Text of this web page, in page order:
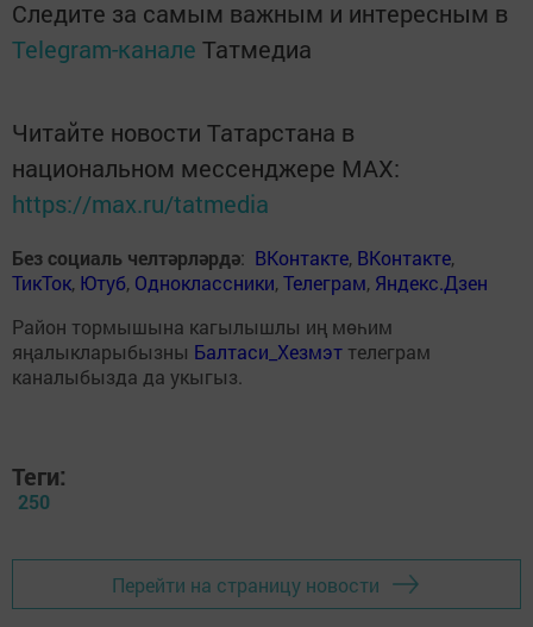
Следите за самым важным и интересным в
Telegram-канале Татмедиа
Читайте новости Татарстана в
национальном мессенджере MАХ:
https://max.ru/tatmedia
Без социаль челтәрләрдә: ВКонтакте, ВКонтакте,
ТикТок, Ютуб, Одноклассники,Телеграм, Яндекс.Дзен
Район тормышына кагылышлы иң мөһим
яңалыкларыбызны Балтаси_Хезмэт телеграм
каналыбызда да укыгыз.
Теги:
250
Перейти на страницу новости